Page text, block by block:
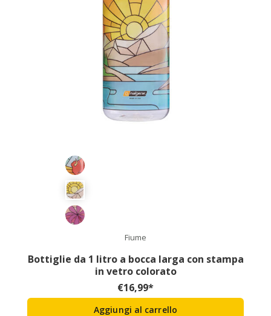
Fiume
Bottiglie da 1 litro a bocca larga con stampa
in vetro colorato
€16,99*
Aggiungi al carrello